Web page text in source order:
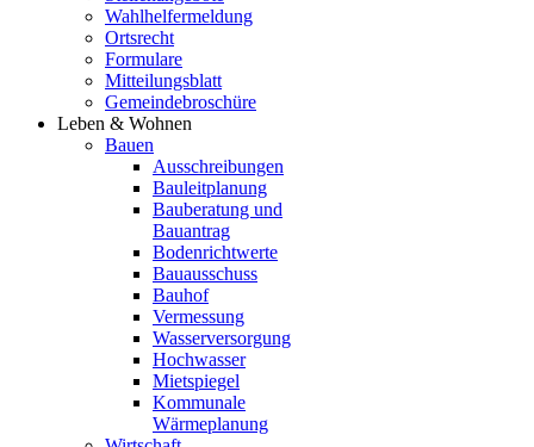
Wahlhelfermeldung
Ortsrecht
Formulare
Mitteilungsblatt
Gemeindebroschüre
Leben & Wohnen
Bauen
Ausschreibungen
Bauleitplanung
Bauberatung und
Bauantrag
Bodenrichtwerte
Bauausschuss
Bauhof
Vermessung
Wasserversorgung
Hochwasser
Mietspiegel
Kommunale
Wärmeplanung